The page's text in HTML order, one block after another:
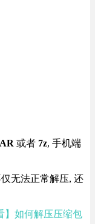
或者 7z, 手机端
无法正常解压, 还
】如何解压压缩包